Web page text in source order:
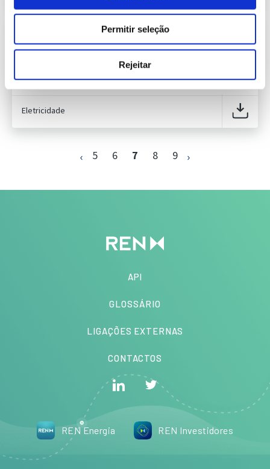
Permitir seleção
Rejeitar
Previsão do Consumo de Energia Elétrica
de agosto de 2022
Publicação com periodicidade mensal, com
informação sobre Eletricidade
Eletricidade
5 6 7 8 9
API
GLOSSÁRIO
LIGAÇÕES EXTERNAS
CONTACTOS
REN Energia REN Investidores